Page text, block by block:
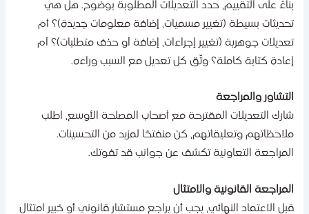
على التقييم، حدد التعديلات المطلوبة بوضوح. هل هي
بسيطة (تغيير مسميات، إضافة معلومات جديدة)؟ أم
جوهرية (تغيير إجراءات، إضافة أو حذف متطلبات)؟ أم
كتابة كاملة؟ وثّق كل تعديل مع السبب وراءه.
والمراجعة
التعديلات المقترحة مع أصحاب المصلحة الأوسع، اطلب
وتعليقاتهم، كن منفتحًا لمزيد من التحسينات.
التعاونية تكشف عن جوانب قد تفوتك.
القانونية والامتثال
الاعتماد النهائي، يجب أن يراجع مستشار قانوني أو خبير امتثال